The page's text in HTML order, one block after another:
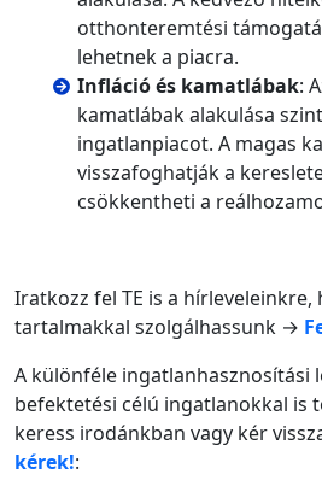
otthonteremtési
lehetnek a piacra.
Infláció és kamatlábak:
kamatlábak alakulása
ingatlanpiacot. A magas
visszafoghatják a
csökkentheti a
Iratkozz fel TE is a
tartalmakkal szolgálhassunk →
A különféle ingatlanhasznosítási
befektetési célú ingatlanokkal is
keress irodánkban vagy kér
kérek!: